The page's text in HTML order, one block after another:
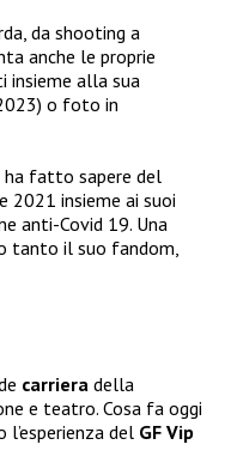
da shooting a
anche le proprie
insieme alla sua
o foto in
ha fatto sapere del
2021 insieme ai suoi
anti-Covid 19. Una
tanto il suo fandom,
carriera della
e teatro. Cosa fa oggi
del GF Vip